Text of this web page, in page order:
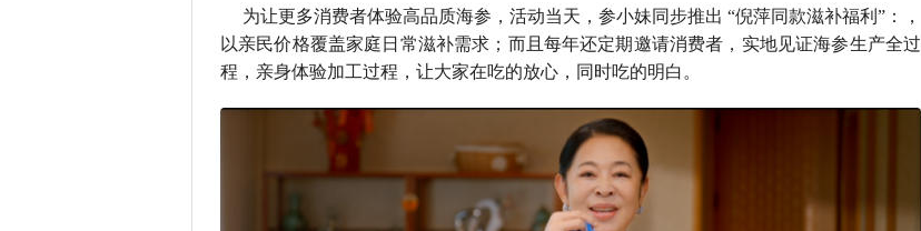
为让更多消费者体验高品质海参，活动当天，参小妹同步推出 “倪萍同款滋补福利”：，
以亲民价格覆盖家庭日常滋补需求；而且每年还定期邀请消费者，实地见证海参生产全过
程，亲身体验加工过程，让大家在吃的放心，同时吃的明白。